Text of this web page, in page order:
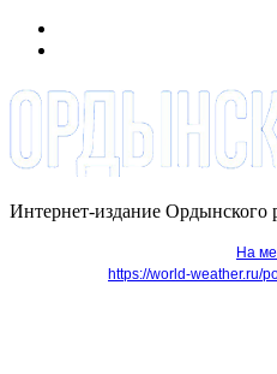
Интернет-издание Ордынского
На
https://world-weather.ru/